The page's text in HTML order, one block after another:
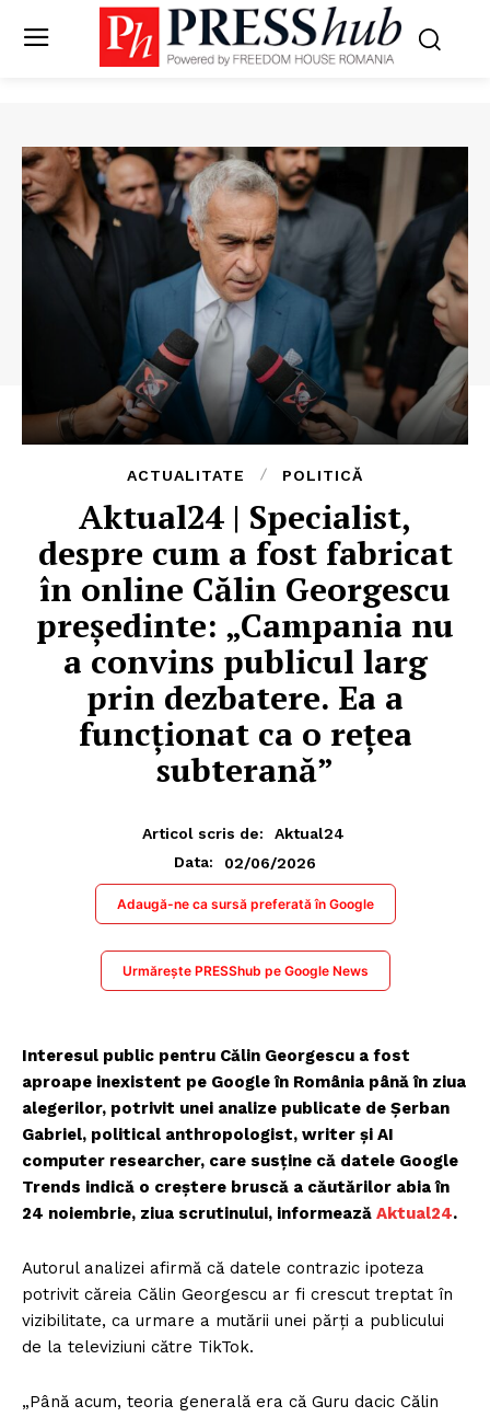
ACTUALITATE POLITICĂ
Aktual24 | Specialist,
despre cum a fost fabricat
în online Călin Georgescu
președinte: „Campania nu
a convins publicul larg
prin dezbatere. Ea a
funcționat ca o rețea
subterană”
Articol scris de:
Aktual24
Data:
02/06/2026
Adaugă-ne ca sursă preferată în Google
Urmărește PRESShub pe Google News
Interesul public pentru Călin Georgescu a fost
aproape inexistent pe Google în România până în ziua
alegerilor, potrivit unei analize publicate de Șerban
Gabriel, political anthropologist, writer și AI
computer researcher, care susține că datele Google
Trends indică o creștere bruscă a căutărilor abia în
24 noiembrie, ziua scrutinului, informează Aktual24.
Autorul analizei afirmă că datele contrazic ipoteza
potrivit căreia Călin Georgescu ar fi crescut treptat în
vizibilitate, ca urmare a mutării unei părți a publicului
de la televiziuni către TikTok.
„Până acum, teoria generală era că Guru dacic Călin